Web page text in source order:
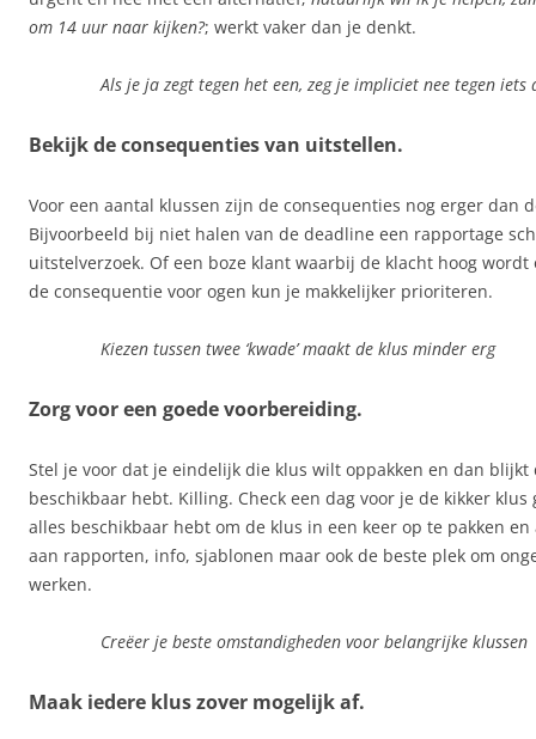
om 14 uur naar kijken?; werkt vaker dan je denkt.
Als je ja zegt tegen het een, zeg je impliciet nee tegen iets
Bekijk de consequenties van uitstellen.
Voor een aantal klussen zijn de consequenties nog erger dan
Bijvoorbeeld bij niet halen van de deadline een rapportage
uitstelverzoek. Of een boze klant waarbij de klacht hoog wordt
de consequentie voor ogen kun je makkelijker prioriteren.
Kiezen tussen twee ‘kwade’ maakt de klus minder erg
Zorg voor een goede voorbereiding.
Stel je voor dat je eindelijk die klus wilt oppakken en dan blijkt
beschikbaar hebt. Killing. Check een dag voor je de kikker
alles beschikbaar hebt om de klus in een keer op te pakken
aan rapporten, info, sjablonen maar ook de beste plek om
werken.
Creëer je beste omstandigheden voor belangrijke klussen
Maak iedere klus zover mogelijk af.